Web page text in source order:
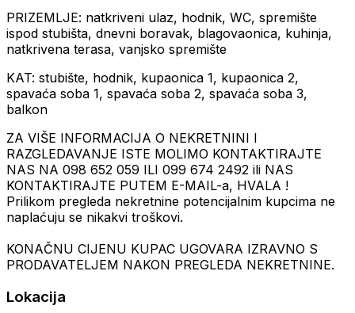
PRIZEMLJE: natkriveni ulaz, hodnik, WC, spremište
ispod stubišta, dnevni boravak, blagovaonica, kuhinja,
natkrivena terasa, vanjsko spremište
KAT: stubište, hodnik, kupaonica 1, kupaonica 2,
spavaća soba 1, spavaća soba 2, spavaća soba 3,
balkon
ZA VIŠE INFORMACIJA O NEKRETNINI I
RAZGLEDAVANJE ISTE MOLIMO KONTAKTIRAJTE
NAS NA 098 652 059 ILI 099 674 2492 ili NAS
KONTAKTIRAJTE PUTEM E-MAIL-a, HVALA !
Prilikom pregleda nekretnine potencijalnim kupcima ne
naplaćuju se nikakvi troškovi.
KONAČNU CIJENU KUPAC UGOVARA IZRAVNO S
PRODAVATELJEM NAKON PREGLEDA NEKRETNINE.
Lokacija